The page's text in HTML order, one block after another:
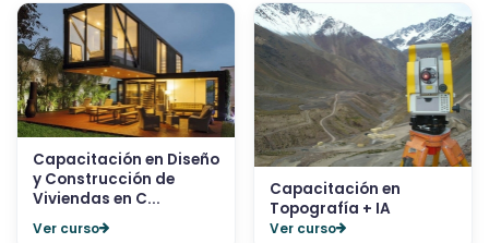
Capacitación en Diseño
y Construcción de
Viviendas en C...
Ver curso
Capacitación en
Topografía + IA
Ver curso